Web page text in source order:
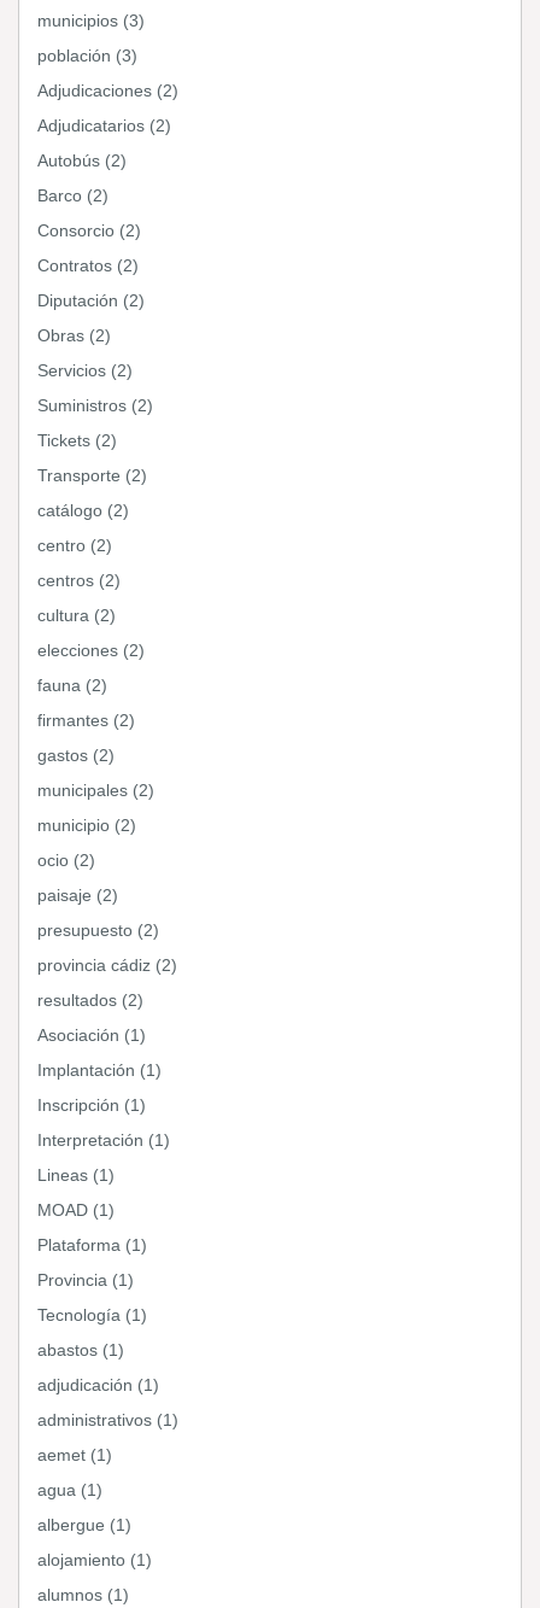
municipios (3)
población (3)
Adjudicaciones (2)
Adjudicatarios (2)
Autobús (2)
Barco (2)
Consorcio (2)
Contratos (2)
Diputación (2)
Obras (2)
Servicios (2)
Suministros (2)
Tickets (2)
Transporte (2)
catálogo (2)
centro (2)
centros (2)
cultura (2)
elecciones (2)
fauna (2)
firmantes (2)
gastos (2)
municipales (2)
municipio (2)
ocio (2)
paisaje (2)
presupuesto (2)
provincia cádiz (2)
resultados (2)
Asociación (1)
Implantación (1)
Inscripción (1)
Interpretación (1)
Lineas (1)
MOAD (1)
Plataforma (1)
Provincia (1)
Tecnología (1)
abastos (1)
adjudicación (1)
administrativos (1)
aemet (1)
agua (1)
albergue (1)
alojamiento (1)
alumnos (1)